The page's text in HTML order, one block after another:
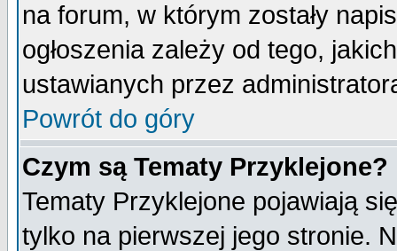
na forum, w którym zostały
ogłoszenia zależy od tego,
ustawianych przez
Powrót do góry
Czym są Tematy Przyklejone?
Tematy Przyklejone pojawiają
tylko na pierwszej jego stronie.